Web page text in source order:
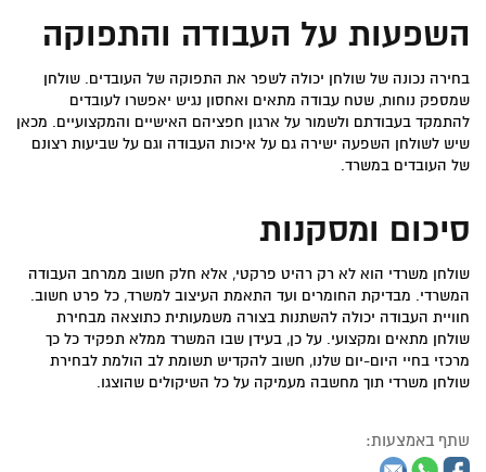
השפעות על העבודה והתפוקה
בחירה נכונה של שולחן יכולה לשפר את התפוקה של העובדים. שולחן
שמספק נוחות, שטח עבודה מתאים ואחסון נגיש יאפשרו לעובדים
להתמקד בעבודתם ולשמור על ארגון חפציהם האישיים והמקצועיים. מכאן
שיש לשולחן השפעה ישירה גם על איכות העבודה וגם על שביעות רצונם
של העובדים במשרד.
סיכום ומסקנות
שולחן משרדי הוא לא רק רהיט פרקטי, אלא חלק חשוב ממרחב העבודה
המשרדי. מבדיקת החומרים ועד התאמת העיצוב למשרד, כל פרט חשוב.
חוויית העבודה יכולה להשתנות בצורה משמעותית כתוצאה מבחירת
שולחן מתאים ומקצועי. על כן, בעידן שבו המשרד ממלא תפקיד כל כך
מרכזי בחיי היום-יום שלנו, חשוב להקדיש תשומת לב הולמת לבחירת
שולחן משרדי תוך מחשבה מעמיקה על כל השיקולים שהוצגו.
שתף באמצעות: